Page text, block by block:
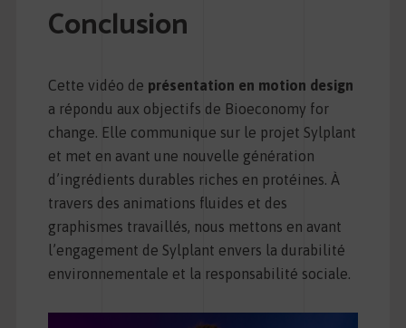
Conclusion
Cette vidéo de présentation en motion design
a répondu aux objectifs de Bioeconomy for
change. Elle communique sur le projet Sylplant
et met en avant une nouvelle génération
d’ingrédients durables riches en protéines. À
travers des animations fluides et des
graphismes travaillés, nous mettons en avant
l’engagement de Sylplant envers la durabilité
environnementale et la responsabilité sociale.